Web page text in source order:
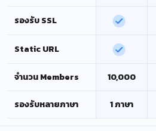
รองรับ SSL
Static URL
จำนวน Members 10,000
รองรับหลายภาษา 1 ภาษา